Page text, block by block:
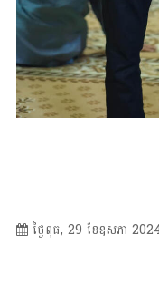
ថ្ងៃពុធ, 29 ខែឧសភា